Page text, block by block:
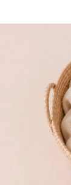
θροΐζοντα
όραση και
μωρού από
μήνες ζωής.